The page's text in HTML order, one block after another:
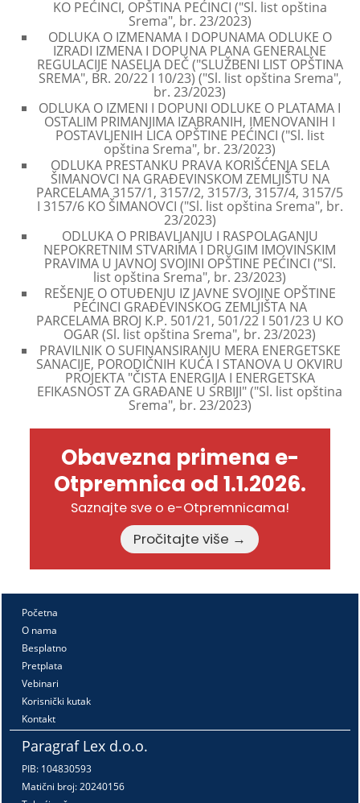
KO PEĆINCI, OPŠTINA PEĆINCI ("Sl. list opština
Srema", br. 23/2023)
ODLUKA O IZMENAMA I DOPUNAMA ODLUKE O
IZRADI IZMENA I DOPUNA PLANA GENERALNE
REGULACIJE NASELJA DEČ ("SLUŽBENI LIST OPŠTINA
SREMA", BR. 20/22 I 10/23) ("Sl. list opština Srema",
br. 23/2023)
ODLUKA O IZMENI I DOPUNI ODLUKE O PLATAMA I
OSTALIM PRIMANJIMA IZABRANIH, IMENOVANIH I
POSTAVLJENIH LICA OPŠTINE PEĆINCI ("Sl. list
opština Srema", br. 23/2023)
ODLUKA PRESTANKU PRAVA KORIŠĆENJA SELA
ŠIMANOVCI NA GRAĐEVINSKOM ZEMLJIŠTU NA
PARCELAMA 3157/1, 3157/2, 3157/3, 3157/4, 3157/5
I 3157/6 KO ŠIMANOVCI ("Sl. list opština Srema", br.
23/2023)
ODLUKA O PRIBAVLJANJU I RASPOLAGANJU
NEPOKRETNIM STVARIMA I DRUGIM IMOVINSKIM
PRAVIMA U JAVNOJ SVOJINI OPŠTINE PEĆINCI ("Sl.
list opština Srema", br. 23/2023)
REŠENJE O OTUĐENJU IZ JAVNE SVOJINE OPŠTINE
PEĆINCI GRAĐEVINSKOG ZEMLJIŠTA NA
PARCELAMA BROJ K.P. 501/21, 501/22 I 501/23 U KO
OGAR (Sl. list opština Srema", br. 23/2023)
PRAVILNIK O SUFINANSIRANJU MERA ENERGETSKE
SANACIJE, PORODIČNIH KUĆA I STANOVA U OKVIRU
PROJEKTA "ČISTA ENERGIJA I ENERGETSKA
EFIKASNOST ZA GRAĐANE U SRBIJI" ("Sl. list opština
Srema", br. 23/2023)
Obavezna primena e-
Otpremnica od 1.1.2026.
Saznajte sve o e-Otpremnicama!
Pročitajte više →
Početna
O nama
Besplatno
Pretplata
Vebinari
Korisnički kutak
Kontakt
Paragraf Lex d.o.o.
PIB: 104830593
Matični broj: 20240156